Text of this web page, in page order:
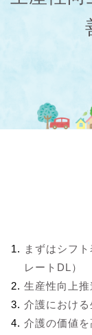
まずはシフ
レートDL）
生産性向上推
介護における
介護の価値